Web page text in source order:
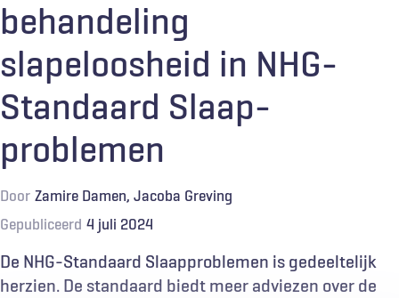
behandeling
slapeloosheid in NHG-
Standaard Slaap­
problemen
Door Zamire Damen Jacoba Greving
Gepubliceerd 4 juli 2024
De NHG-Standaard Slaapproblemen is gedeeltelijk
herzien. De standaard biedt meer adviezen over de